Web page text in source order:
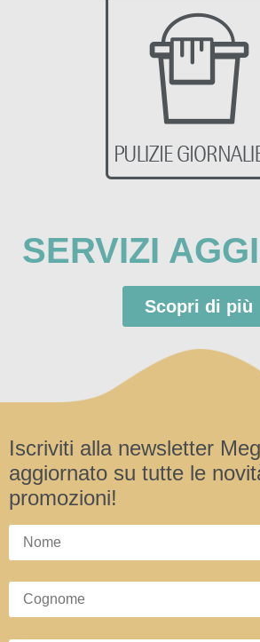
SERVIZI
Scopri di più
Iscriviti alla newsletter
aggiornato su tutte le
promozioni!